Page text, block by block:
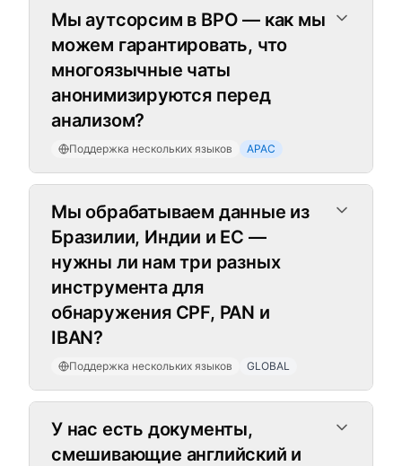
Мы аутсорсим в BPO — как мы
можем гарантировать, что
многоязычные чаты
анонимизируются перед
анализом?
Поддержка нескольких языков APAC
Мы обрабатываем данные из
Бразилии, Индии и ЕС —
нужны ли нам три разных
инструмента для
обнаружения CPF, PAN и
IBAN?
Поддержка нескольких языков GLOBAL
У нас есть документы,
смешивающие английский и